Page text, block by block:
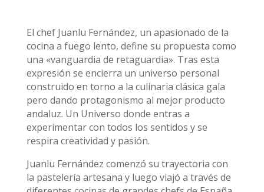
El chef Juanlu Fernández, un apasionado de la
cocina a fuego lento, define su propuesta como
una «vanguardia de retaguardia». Tras esta
expresión se encierra un universo personal
construido en torno a la culinaria clásica gala
pero dando protagonismo al mejor producto
andaluz. Un Universo donde entras a
experimentar con todos los sentidos y se
respira creatividad y pasión.
Juanlu Fernández comenzó su trayectoria con
la pastelería artesana y luego viajó a través de